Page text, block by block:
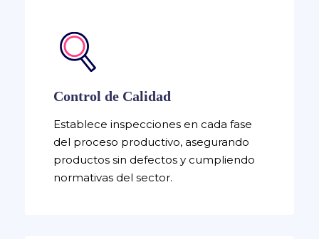
Control de Calidad
Establece inspecciones en cada fase
del proceso productivo, asegurando
productos sin defectos y cumpliendo
normativas del sector.